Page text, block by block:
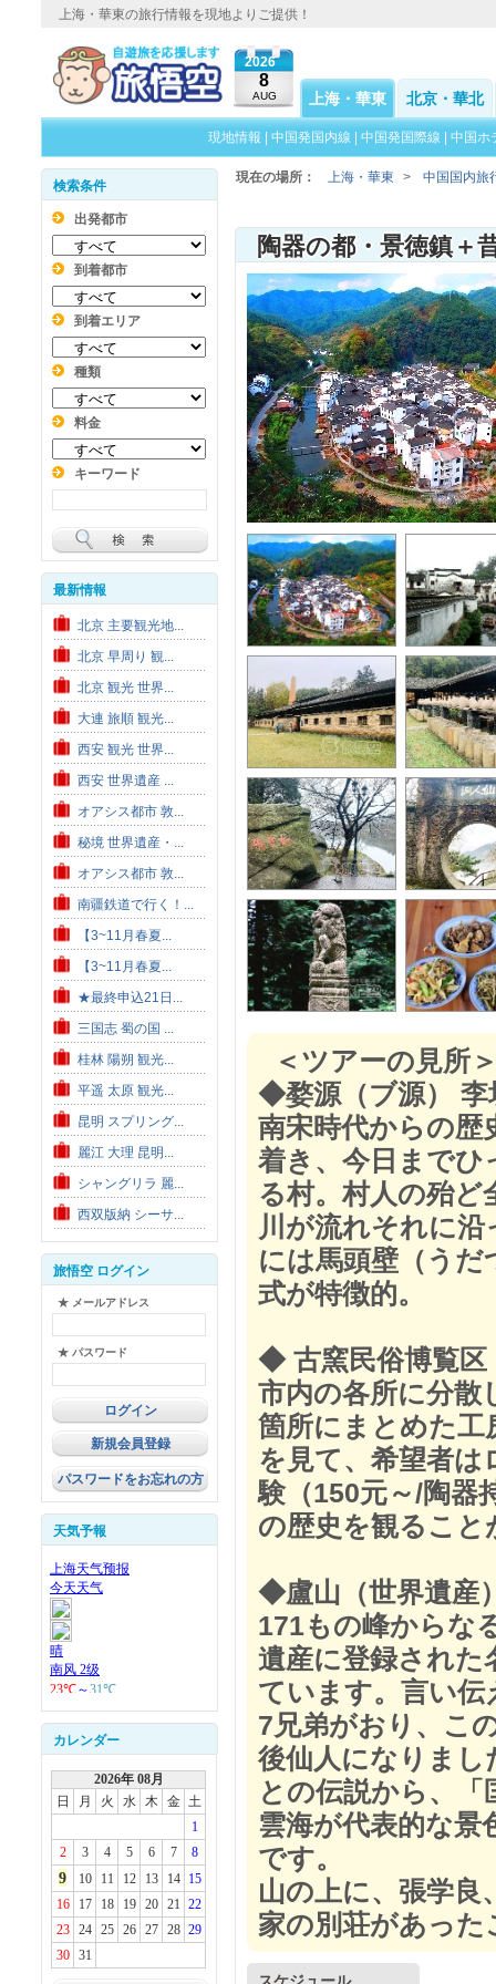
上海・華東の旅行情報を現地よりご提供！
2026
8
AUG 上海・華東 北京・華北
現地情報 中国発国内線 中国発国際線 中国ホ
検索条件
出発都市
到着都市
到着エリア
種類
料金
キーワード
最新情報
北京 主要観光地...
北京 早周り 観...
北京 観光 世界...
大連 旅順 観光...
西安 観光 世界...
西安 世界遺産 ...
オアシス都市 敦...
秘境 世界遺産・...
オアシス都市 敦...
南疆鉄道で行く！...
【3~11月春夏...
【3~11月春夏...
★最終申込21日...
三国志 蜀の国 ...
桂林 陽朔 観光...
平遥 太原 観光...
昆明 スプリング...
麗江 大理 昆明...
シャングリラ 麗...
西双版納 シーサ...
旅悟空 ログイン
★ メールアドレス
★ パスワード
新規会員登録
パスワードをお忘れの方
天気予報
カレンダー
2026年 08月
日
月 火 水 木 金 土
1
2
3 4 5 6 7 8
9 10 11 12 13 14
15
16
17 18 19 20 21 22
23
24 25 26 27 28 29
30
31
現在の場所： 上海・華東 > 中国国内旅
＜ツアーの見所
◆婺源（ブ源） 李
南宋時代からの歴
着き、今日までひ
る村。村人の殆ど
川が流れそれに
には馬頭壁（うだ
式が特徴的。
◆ 古窯民俗博覧区
市内の各所に分散
箇所にまとめた工
を見て、希望者は
験（150元～/陶器
の歴史を観ること
◆盧山（世界遺産
171もの峰からな
遺産に登録された
ています。言い伝
7兄弟がおり、こ
後仙人になりまし
との伝説から、
雲海が代表的な景
です。
山の上に、張学良
家の別荘があっ